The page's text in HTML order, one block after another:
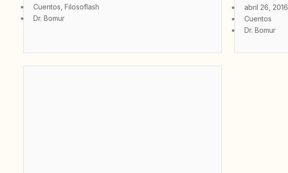
Cuentos Filosoflash
Dr. Bomur
abril 26, 2016
Cuentos
Dr. Bomur